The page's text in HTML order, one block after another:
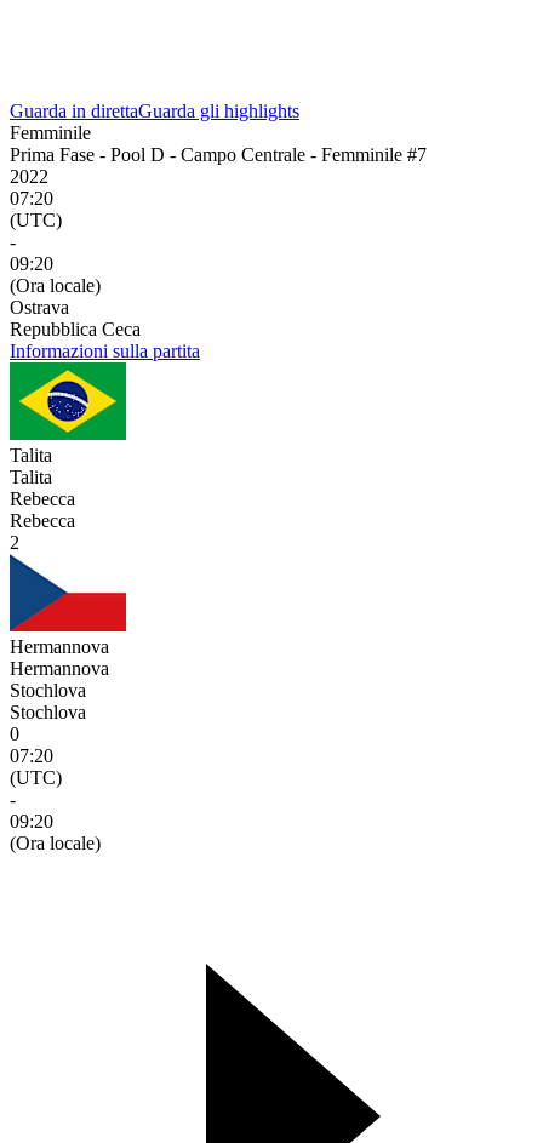
Guarda in direttaGuarda gli highlights
Femminile
Prima Fase - Pool D - Campo Centrale - Femminile #7
2022
07:20
(UTC)
-
09:20
(Ora locale)
Ostrava
Repubblica Ceca
Informazioni sulla partita
Talita
Talita
Rebecca
Rebecca
2
Hermannova
Hermannova
Stochlova
Stochlova
0
07:20
(UTC)
-
09:20
(Ora locale)